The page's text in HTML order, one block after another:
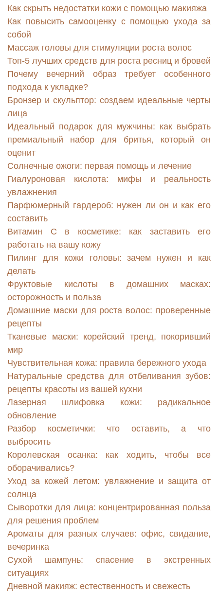
Как скрыть недостатки кожи с помощью макияжа
Как повысить самооценку с помощью ухода за
собой
Массаж головы для стимуляции роста волос
Топ-5 лучших средств для роста ресниц и бровей
Почему вечерний образ требует особенного
подхода к укладке?
Бронзер и скульптор: создаем идеальные черты
лица
Идеальный подарок для мужчины: как выбрать
премиальный набор для бритья, который он
оценит
Солнечные ожоги: первая помощь и лечение
Гиалуроновая кислота: мифы и реальность
увлажнения
Парфюмерный гардероб: нужен ли он и как его
составить
Витамин С в косметике: как заставить его
работать на вашу кожу
Пилинг для кожи головы: зачем нужен и как
делать
Фруктовые кислоты в домашних масках:
осторожность и польза
Домашние маски для роста волос: проверенные
рецепты
Тканевые маски: корейский тренд, покоривший
мир
Чувствительная кожа: правила бережного ухода
Натуральные средства для отбеливания зубов:
рецепты красоты из вашей кухни
Лазерная шлифовка кожи: радикальное
обновление
Разбор косметички: что оставить, а что
выбросить
Королевская осанка: как ходить, чтобы все
оборачивались?
Уход за кожей летом: увлажнение и защита от
солнца
Сыворотки для лица: концентрированная польза
для решения проблем
Ароматы для разных случаев: офис, свидание,
вечеринка
Сухой шампунь: спасение в экстренных
ситуациях
Дневной макияж: естественность и свежесть